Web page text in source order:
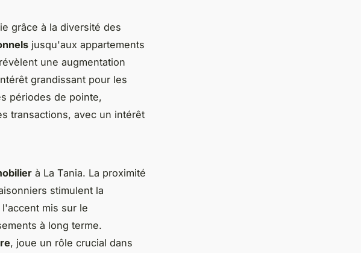
grâce à la diversité des
jusqu'aux appartements
révèlent une augmentation
grandissant pour les
périodes de pointe,
transactions, avec un intérêt
à La Tania. La proximité
stimulent la
mis sur le
à long terme.
, joue un rôle crucial dans